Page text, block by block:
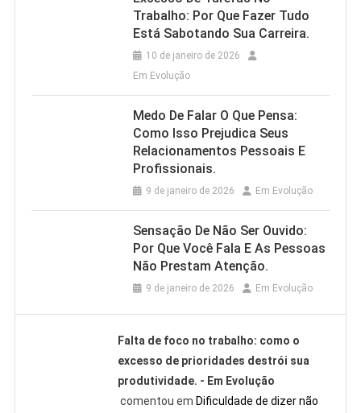
Trabalho: Por Que Fazer Tudo
Está Sabotando Sua Carreira.
10 de janeiro de 2026
Em Evolução
Medo De Falar O Que Pensa:
Como Isso Prejudica Seus
Relacionamentos Pessoais E
Profissionais.
9 de janeiro de 2026 Em Evolução
Sensação De Não Ser Ouvido:
Por Que Você Fala E As Pessoas
Não Prestam Atenção.
9 de janeiro de 2026 Em Evolução
Falta de foco no trabalho: como o
excesso de prioridades destrói sua
produtividade. - Em Evolução
comentou em Dificuldade de dizer não